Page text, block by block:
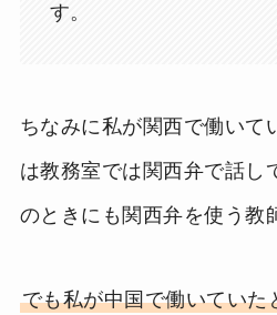
す。
ちなみに私が関西で働いて
は教務室では関西弁で話し
のときにも関西弁を使う教
でも私が中国で働いていた